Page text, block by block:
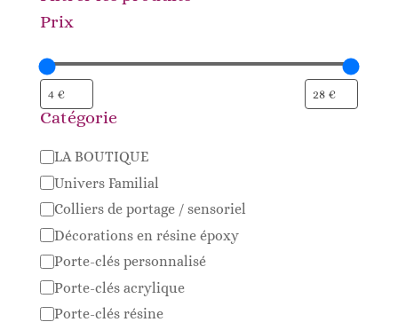
Prix
Catégorie
Catégorie
LA BOUTIQUE
Univers Familial
Colliers de portage / sensoriel
Décorations en résine époxy
Porte-clés personnalisé
Porte-clés acrylique
Porte-clés résine